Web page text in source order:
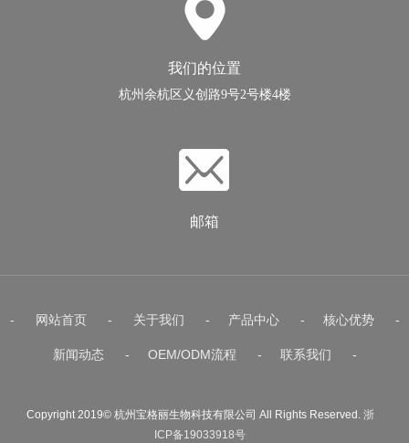
我们的位置
杭州余杭区义创路9号2号楼4楼
邮箱
- 网站首页 - 关于我们 - 产品中心 - 核心优势 -
新闻动态 - OEM/ODM流程 - 联系我们 -
Copyright 2019© 杭州宝格丽生物科技有限公司 All Rights Reserved. 浙
ICP备19033918号